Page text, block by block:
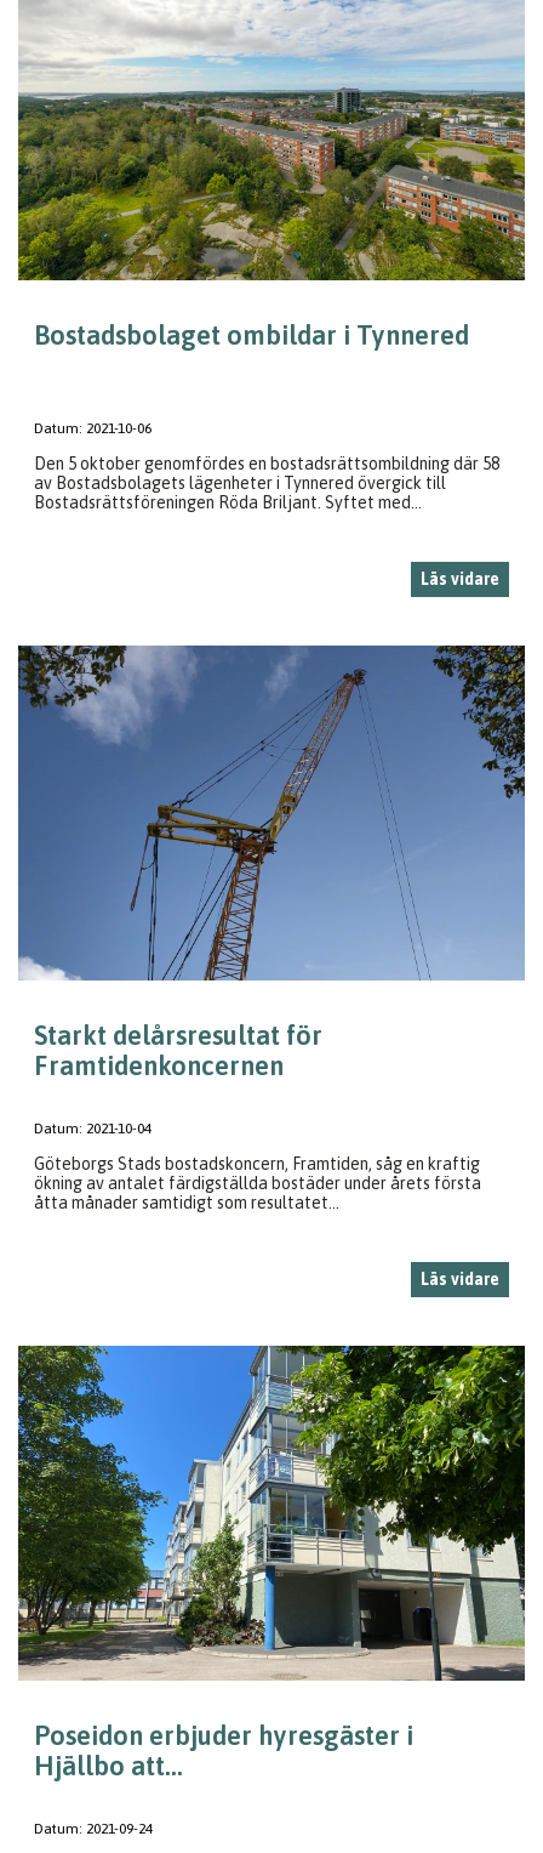
Bostadsbolaget ombildar i Tynnered
Datum: 2021-10-06
Den 5 oktober genomfördes en bostadsrättsombildning där 58
av Bostadsbolagets lägenheter i Tynnered övergick till
Bostadsrättsföreningen Röda Briljant. Syftet med...
Läs vidare
Starkt delårsresultat för
Framtidenkoncernen
Datum: 2021-10-04
Göteborgs Stads bostadskoncern, Framtiden, såg en kraftig
ökning av antalet färdigställda bostäder under årets första
åtta månader samtidigt som resultatet...
Läs vidare
Poseidon erbjuder hyresgäster i
Hjällbo att...
Datum: 2021-09-24